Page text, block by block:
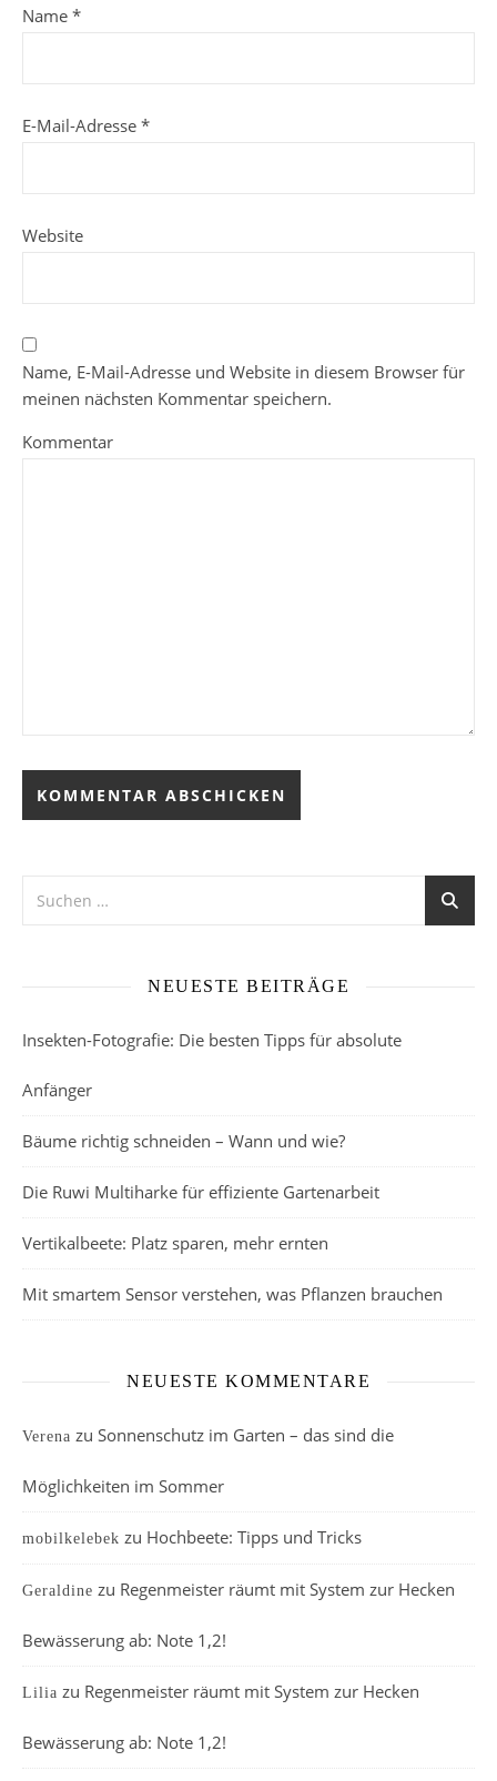
Name *
E-Mail-Adresse *
Website
Name, E-Mail-Adresse und Website in diesem Browser für
meinen nächsten Kommentar speichern.
Kommentar
NEUESTE BEITRÄGE
Insekten-Fotografie: Die besten Tipps für absolute
Anfänger
Bäume richtig schneiden – Wann und wie?
Die Ruwi Multiharke für effiziente Gartenarbeit
Vertikalbeete: Platz sparen, mehr ernten
Mit smartem Sensor verstehen, was Pflanzen brauchen
NEUESTE KOMMENTARE
Verena zu Sonnenschutz im Garten – das sind die
Möglichkeiten im Sommer
mobilkelebek zu Hochbeete: Tipps und Tricks
Geraldine zu Regenmeister räumt mit System zur Hecken
Bewässerung ab: Note 1,2!
Lilia zu Regenmeister räumt mit System zur Hecken
Bewässerung ab: Note 1,2!